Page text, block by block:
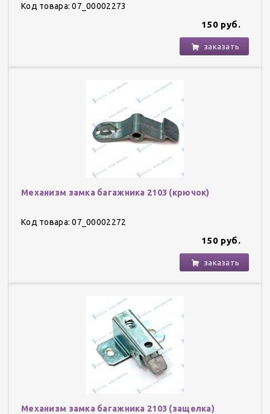
Код товара: 07_00002273
150 руб.
заказать
Механизм замка багажника 2103 (крючок)
Код товара: 07_00002272
150 руб.
заказать
Механизм замка багажника 2103 (защелка)